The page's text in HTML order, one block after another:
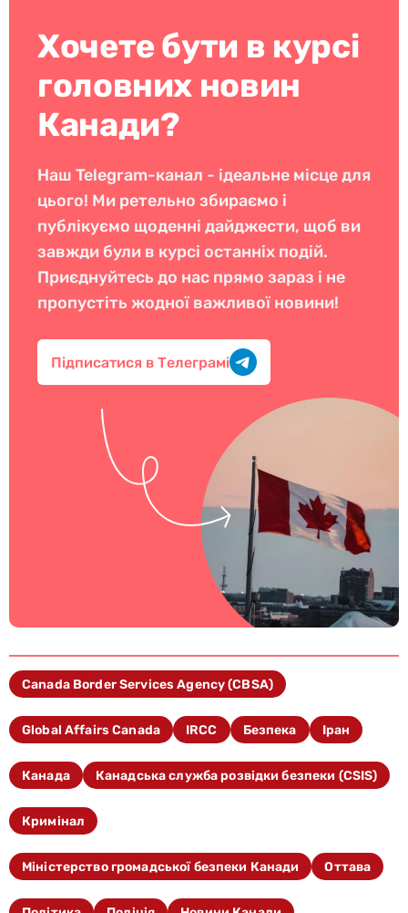
Хочете бути в курсі
головних новин
Канади?
Наш Telegram-канал - ідеальне місце для
цього! Ми ретельно збираємо і
публікуємо щоденні дайджести, щоб ви
завжди були в курсі останніх подій.
Приєднуйтесь до нас прямо зараз і не
пропустіть жодної важливої новини!
Підписатися в Телеграмі
Canada Border Services Agency (CBSA)
Global Affairs Canada IRCC Безпека Іран
Канада Канадська служба розвідки безпеки (CSIS)
Кримінал
Міністерство громадської безпеки Канади Оттава